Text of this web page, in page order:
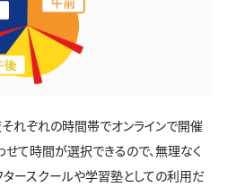
れぞれの時間帯でオンラインで開催
せて時間が選択できるので、無理なく
ースクールや学習塾としての利用だ